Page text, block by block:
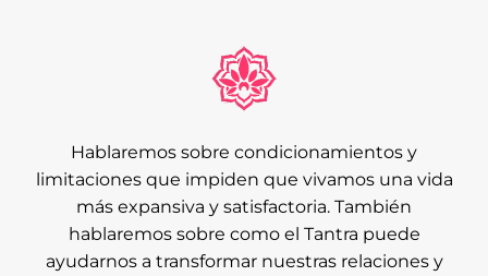
Hablaremos sobre condicionamientos y
limitaciones que impiden que vivamos una vida
más expansiva y satisfactoria. También
hablaremos sobre como el Tantra puede
ayudarnos a transformar nuestras relaciones y